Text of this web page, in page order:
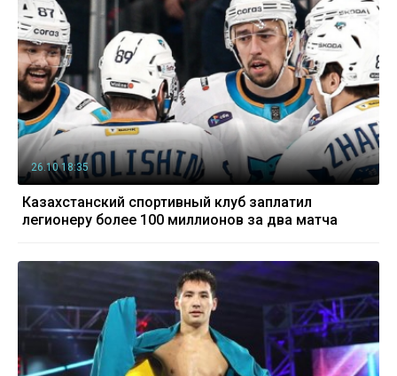
26.10 18:35
Казахстанский спортивный клуб заплатил
легионеру более 100 миллионов за два матча